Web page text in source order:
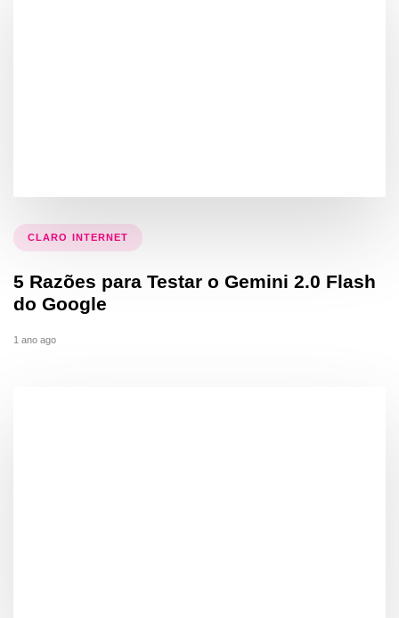
CLARO INTERNET
5 Razões para Testar o Gemini 2.0 Flash
do Google
1 ano ago